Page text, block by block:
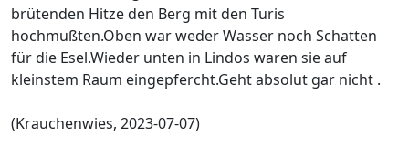
brütenden Hitze den Berg mit den Turis
hochmußten.Oben war weder Wasser noch Schatten
für die Esel.Wieder unten in Lindos waren sie auf
kleinstem Raum eingepfercht.Geht absolut gar nicht .
(Krauchenwies, 2023-07-07)